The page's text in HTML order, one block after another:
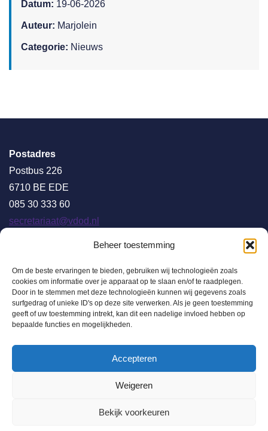
Beheer toestemming
Om de beste ervaringen te bieden, gebruiken wij technologieën zoals
cookies om informatie over je apparaat op te slaan en/of te raadplegen.
Door in te stemmen met deze technologieën kunnen wij gegevens zoals
surfgedrag of unieke ID's op deze site verwerken. Als je geen toestemming
geeft of uw toestemming intrekt, kan dit een nadelige invloed hebben op
bepaalde functies en mogelijkheden.
Accepteren
Weigeren
Bekijk voorkeuren
Datum: 19-06-2026
Auteur: Marjolein
Categorie: Nieuws
Postadres
Postbus 226
6710 BE EDE
085 30 333 60
secretariaat@vdod.nl
Bezoekadres
Vereniging Digitale Onderwijs Dienstverleners,
Galileïlaan 31,
6716 BP EDE